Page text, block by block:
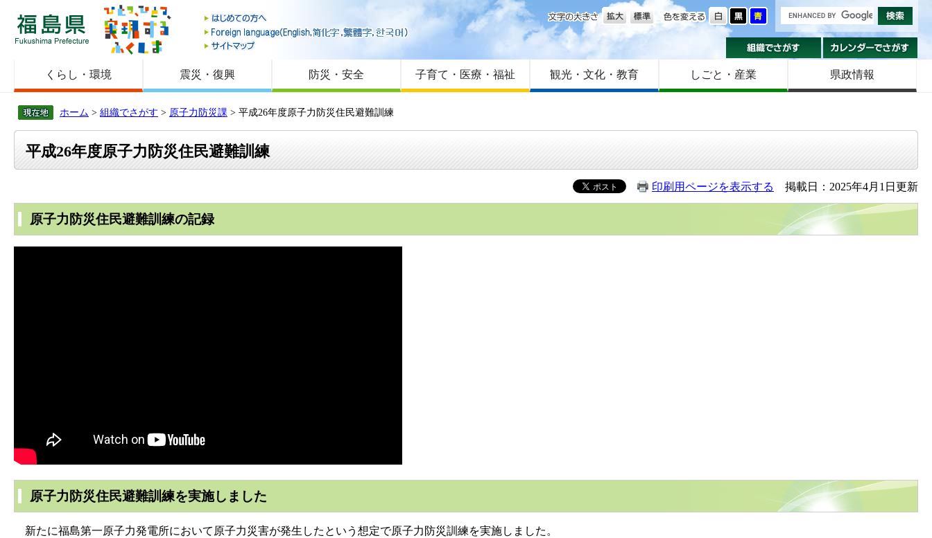
福島県
はじめての方へ
Foreign language
サイトマップ
色を変える
文字の大きさ
組織でさがす
くらし・環境 震災・復興 防災・安全 子育て・医療・福祉 観光・文化・教育 しごと・産業 県政情報
ホーム > 組織でさがす > 原子力防災課 > 平成26年度原子力防災住民避難訓練
平成26年度原子力防災住民避難訓練
印刷用ページを表示する 掲載日：2025年4月1日更新
原子力防災住民避難訓練の記録
原子力防災住民避難訓練を実施しました
新たに福島第一原子力発電所において原子力災害が発生したという想定で原子力防災訓練を実施しました。